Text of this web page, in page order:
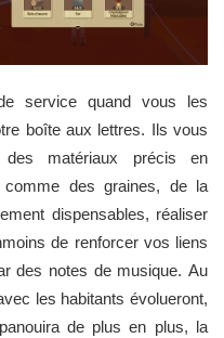
service quand vous les
boîte aux lettres. Ils vous
des matériaux précis en
comme des graines, de la
dispensables, réaliser
de renforcer vos liens
des notes de musique. Au
les habitants évolueront,
de plus en plus, la